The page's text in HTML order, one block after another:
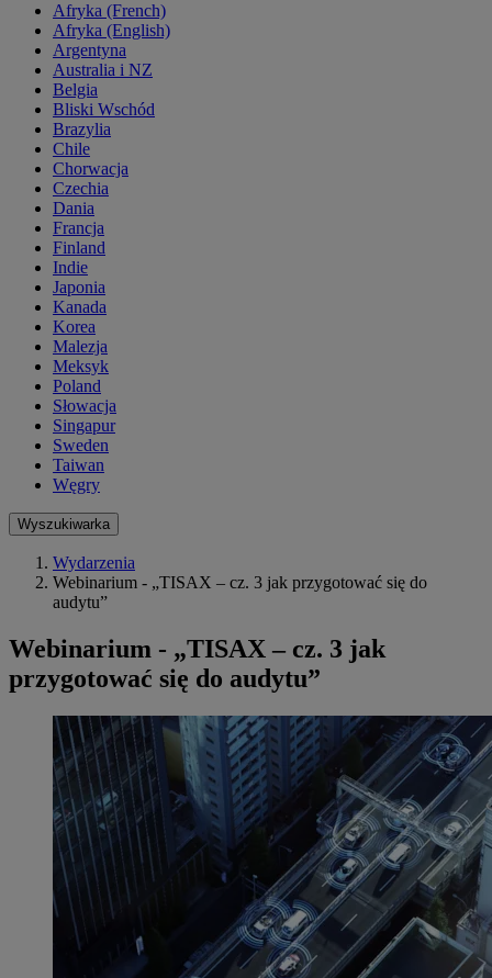
Afryka (French)
Afryka (English)
Argentyna
Australia i NZ
Belgia
Bliski Wschód
Brazylia
Chile
Chorwacja
Czechia
Dania
Francja
Finland
Indie
Japonia
Kanada
Korea
Malezja
Meksyk
Poland
Słowacja
Singapur
Sweden
Taiwan
Węgry
Wyszukiwarka
Wydarzenia
Webinarium - „TISAX – cz. 3 jak przygotować się do
audytu”
Webinarium - „TISAX – cz. 3 jak
przygotować się do audytu”